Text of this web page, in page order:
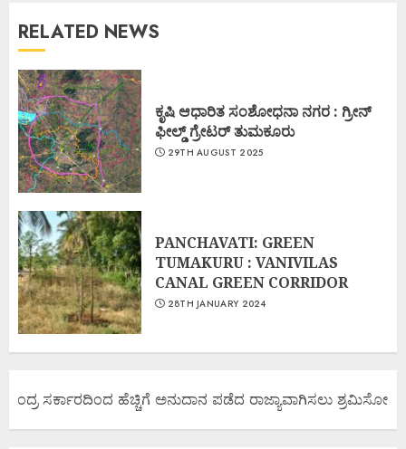
RELATED NEWS
ಕೃಷಿ ಆಧಾರಿತ ಸಂಶೋಧನಾ ನಗರ : ಗ್ರೀನ್
ಫೀಲ್ಡ್ ಗ್ರೇಟರ್ ತುಮಕೂರು
29TH AUGUST 2025
PANCHAVATI: GREEN
TUMAKURU : VANIVILAS
CANAL GREEN CORRIDOR
28TH JANUARY 2024
ಸರ್ಕಾರದಿಂದ ಹೆಚ್ಚಿಗೆ ಅನುದಾನ ಪಡೆದ ರಾಜ್ಯಾವಾಗಿಸಲು ಶ್ರಮಿಸೋಣ